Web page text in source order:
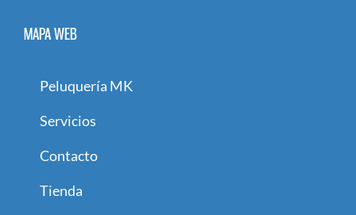
MAPA WEB
Peluquería MK
Servicios
Contacto
Tienda